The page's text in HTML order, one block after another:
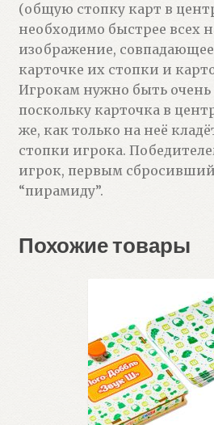
(общую стопку карт в
необходимо быстрее всех
изображение,
карточке их стопки и
Игрокам нужно быть
поскольку карточка в
же, как только на неё
стопки игрока.
игрок, первым
“пирамиду”.
Похожие товары